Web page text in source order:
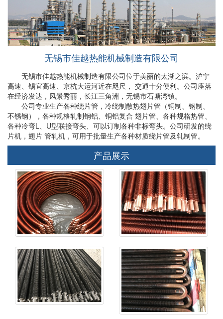
无锡市佳越热能机械制造有限公司
无锡市佳越热能机械制造有限公司位于美丽的太湖之滨。沪宁
高速、锡宜高速、京杭大运河近在咫尺， 交通十分便利。公司座落
在经济发达，风景秀丽，长江三角洲，无锡市石塘湾镇。
公司专业生产各种绕片管，冷绕制散热翅片管（铜制、钢制、
不锈钢），各种规格轧制钢铝、铜铝复合 翅片管、各种规格热管、
各种冷弯L、U型联接弯头、可以订制各种非标弯头。公司研发的绕
片机，翅片 管轧机，可用于批量生产各种材质绕片管及轧制管。
产品展示